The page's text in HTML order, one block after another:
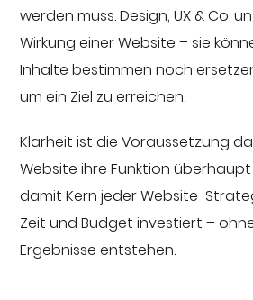
werden muss. Design, UX & Co.
Wirkung einer Website – sie
Inhalte bestimmen noch
um ein Ziel zu erreichen.
Klarheit ist die Voraussetzung
Website ihre Funktion
damit Kern jeder Website-
Zeit und Budget investiert –
Ergebnisse entstehen.